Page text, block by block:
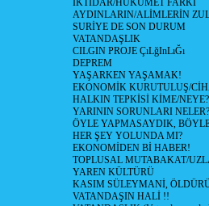
İKTİDAR/HÜKÜMET FARKI
AYDINLARIN/ALİMLERİN
SURİYE DE SON DURUM
VATANDAŞLIK
CILGIN PROJE ÇıLğInLıĞı
DEPREM
YAŞARKEN YAŞAMAK!
EKONOMİK KURUTULUŞ/
HALKIN TEPKİSİ KİME/NEYE?
YARININ SORUNLARI NELER?
ÖYLE YAPMASAYDIK,
HER ŞEY YOLUNDA MI?
EKONOMİDEN Bİ HABER!
TOPLUSAL MUTABAKAT/
YAREN KÜLTÜRÜ
KASIM SÜLEYMANİ,
VATANDAŞIN HALİ !!